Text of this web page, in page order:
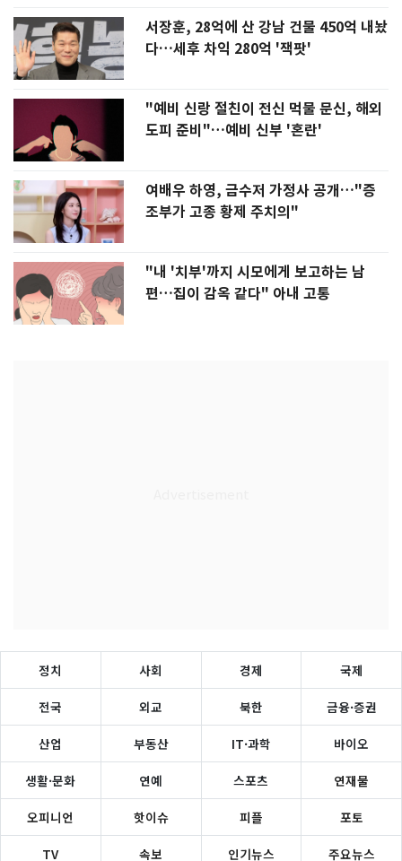
서장훈, 28억에 산 강남 건물 450억 내놨
다…세후 차익 280억 '잭팟'
"예비 신랑 절친이 전신 먹물 문신, 해외
도피 준비"…예비 신부 '혼란'
여배우 하영, 금수저 가정사 공개…"증
조부가 고종 황제 주치의"
"내 '치부'까지 시모에게 보고하는 남
편…집이 감옥 같다" 아내 고통
정치 사회 경제 국제
전국 외교 북한 금융·증권
산업 부동산 IT·과학 바이오
생활·문화 연예 스포츠 연재물
오피니언 핫이슈 피플 포토
TV 속보 인기뉴스 주요뉴스